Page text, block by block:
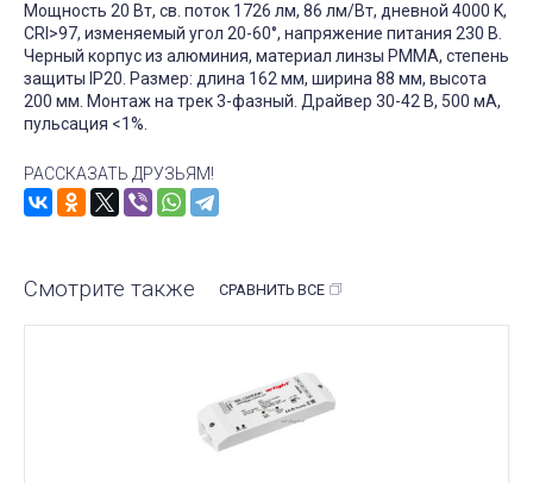
Мощность 20 Вт, св. поток 1726 лм, 86 лм/Вт, дневной 4000 K,
CRI>97, изменяемый угол 20-60°, напряжение питания 230 В.
Черный корпус из алюминия, материал линзы PMMA, степень
защиты IP20. Размер: длина 162 мм, ширина 88 мм, высота
200 мм. Монтаж на трек 3-фазный. Драйвер 30-42 В, 500 мА,
пульсация <1%.
РАССКАЗАТЬ ДРУЗЬЯМ!
Смотрите также СРАВНИТЬ ВСЕ